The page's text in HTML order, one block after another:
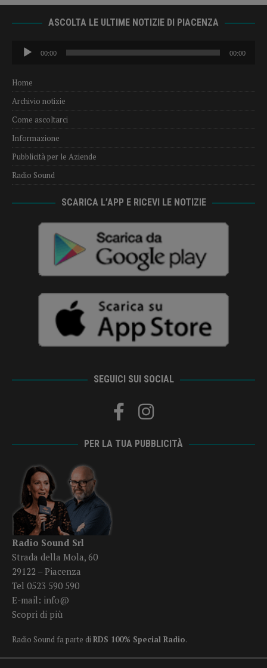
ASCOLTA LE ULTIME NOTIZIE DI PIACENZA
Audio
Player
00:00 00:00
Home
Archivio notizie
Come ascoltarci
Informazione
Pubblicità per le Aziende
Radio Sound
SCARICA L’APP E RICEVI LE NOTIZIE
SEGUICI SUI SOCIAL
PER LA TUA PUBBLICITÀ
Radio Sound Srl
Strada della Mola, 60
29122 – Piacenza
Tel 0523 590 590
E-mail: info@
Scopri di più
Radio Sound fa parte diRDS 100% Special Radio.